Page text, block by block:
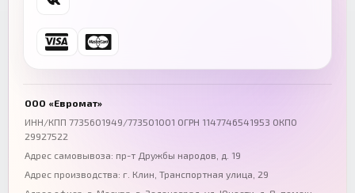
Ростов-на-Дону
+7 (863) 333-50-75
Волгоград
+7 (844) 261-36-12
Омск
ООО «Евромат»
ИНН/КПП 7735601949/773501001 ОГРН 1147746541953 ОКПО
29927522
Адрес самовывоза: пр-т Дружбы народов, д. 19
Адрес производства: г. Клин, Транспортная улица, 29